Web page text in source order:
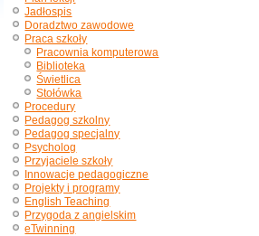
Jadłospis
Doradztwo zawodowe
Praca szkoły
Pracownia komputerowa
Biblioteka
Świetlica
Stołówka
Procedury
Pedagog szkolny
Pedagog specjalny
Psycholog
Przyjaciele szkoły
Innowacje pedagogiczne
Projekty i programy
English Teaching
Przygoda z angielskim
eTwinning